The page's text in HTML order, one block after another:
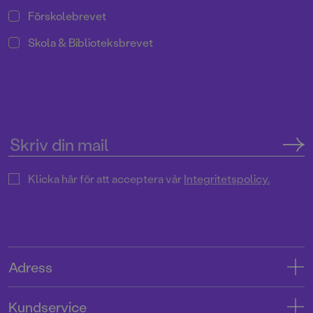
Förskolebrevet
Skola & Biblioteksbrevet
Klicka här för att acceptera vårIntegritetspolicy.
Adress
Kundservice